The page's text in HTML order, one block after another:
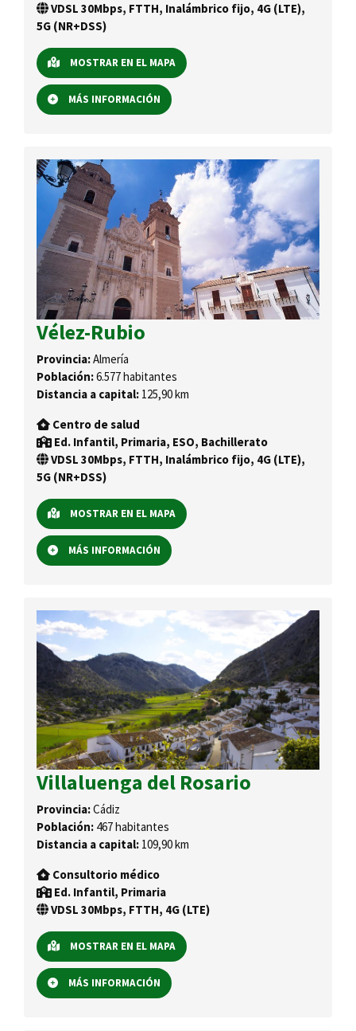
VDSL 30Mbps, FTTH, Inalámbrico fijo, 4G (LTE),
5G (NR+DSS)
MOSTRAR EN EL MAPA
MÁS INFORMACIÓN
Vélez-Rubio
Provincia:Almería
Población:6.577 habitantes
Distancia a capital: 125,90 km
Centro de salud
Ed. Infantil, Primaria, ESO, Bachillerato
VDSL 30Mbps, FTTH, Inalámbrico fijo, 4G (LTE),
5G (NR+DSS)
MOSTRAR EN EL MAPA
MÁS INFORMACIÓN
Villaluenga del Rosario
Provincia:Cádiz
Población: 467 habitantes
Distancia a capital: 109,90 km
Consultorio médico
Ed. Infantil, Primaria
VDSL 30Mbps, FTTH, 4G (LTE)
MOSTRAR EN EL MAPA
MÁS INFORMACIÓN